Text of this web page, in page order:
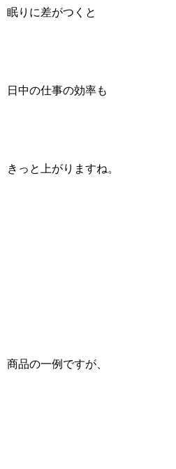
眠りに差がつくと
日中の仕事の効率も
きっと上がりますね。
商品の一例ですが、